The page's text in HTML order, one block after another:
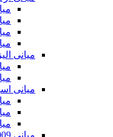
میانی
میانی
میانی 2009